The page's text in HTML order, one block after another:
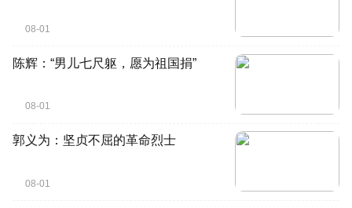
08-01
陈辉：“男儿七尺躯，愿为祖国捐”
08-01
郭义为：坚贞不屈的革命烈士
08-01